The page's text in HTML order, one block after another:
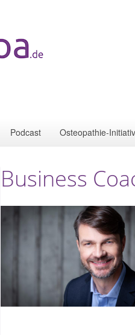
Podcast Osteopathie-
Business